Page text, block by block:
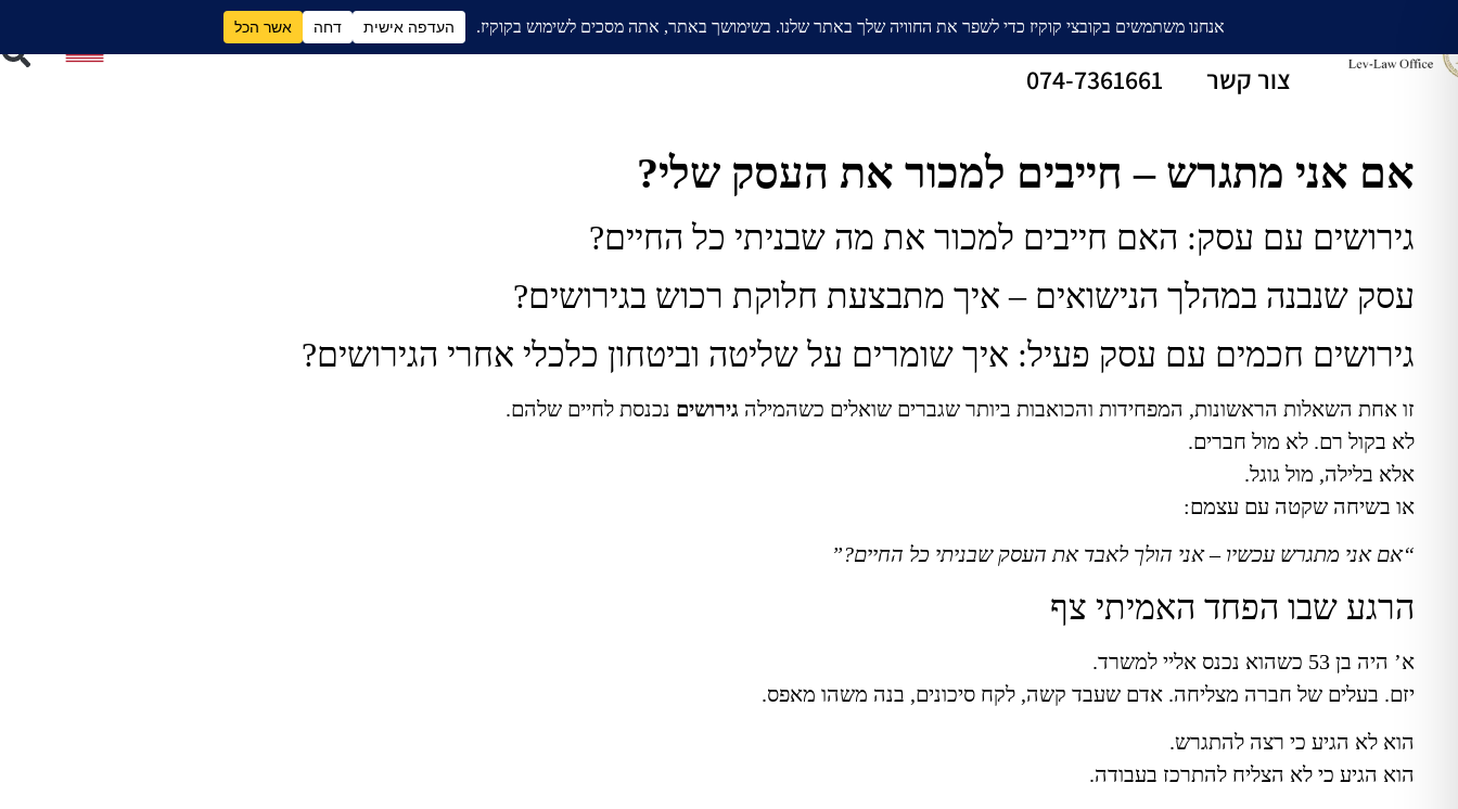
עורך דין גירושין חלוקת רכוש אודות בלוג ממליצים תחומים
גירושים וכסף
צור קשר
074-7361661
אם אני מתגרש – חייבים למכור את העסק שלי?
גירושים עם עסק: האם חייבים למכור את מה שבניתי כל החיים?
עסק שנבנה במהלך הנישואים – איך מתבצעת חלוקת רכוש בגירושים?
גירושים חכמים עם עסק פעיל: איך שומרים על שליטה וביטחון כלכלי אחרי הגירושים?
זו אחת השאלות הראשונות, המפחידות והכואבות ביותר שגברים שואלים כשהמילה גירושים נכנסת לחיים שלהם.
לא בקול רם. לא מול חברים.
אלא בלילה, מול גוגל.
או בשיחה שקטה עם עצמם:
“אם אני מתגרש עכשיו – אני הולך לאבד את העסק שבניתי כל החיים?”
הרגע שבו הפחד האמיתי צף
א’ היה בן 53 כשהוא נכנס אליי למשרד.
יזם. בעלים של חברה מצליחה. אדם שעבד קשה, לקח סיכונים, בנה משהו מאפס.
הוא לא הגיע כי רצה להתגרש.
הוא הגיע כי לא הצליח להתרכז בעבודה.